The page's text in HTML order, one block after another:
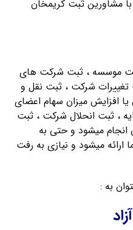
با مشاورین ثبت کریمخان
موسسه ، ثبت شرکت های
شرکت ، ثبت نقل و
افزایش میزان سهام اعضای
، ثبت انحلال شرکت ، ثبت
انجام میشود و حتی به
میشود و نیازی به رفت
به :